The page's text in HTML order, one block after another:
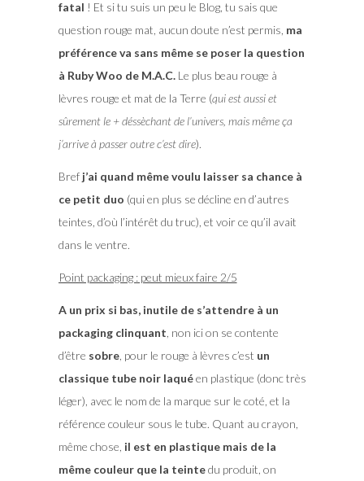
fatal ! Et si tu suis un peu le Blog, tu sais que
question rouge mat, aucun doute n’est permis, ma
préférence va sans même se poser la question
à Ruby Woo de M.A.C.Le plus beau rouge à
lèvres rouge et mat de la Terre (qui est aussi et
sûrement le + déssèchant de l’univers, mais même ça
j’arrive à passer outre c’est dire).
Bref j’ai quand même voulu laisser sa chance à
ce petit duo (qui en plus se décline en d’autres
teintes, d’où l’intérêt du truc), et voir ce qu’il avait
dans le ventre.
Point packaging : peut mieux faire 2/5
A un prix si bas, inutile de s’attendre à un
packaging clinquant , non ici on se contente
d’être sobre, pour le rouge à lèvres c’est un
classique tube noir laquéen plastique (donc très
léger), avec le nom de la marque sur le coté, et la
référence couleur sous le tube. Quant au crayon,
même chose, il est en plastique mais de la
même couleur que la teintedu produit, on